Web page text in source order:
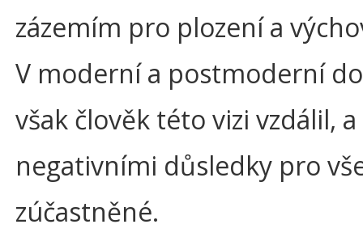
zázemím pro plození a
V moderní a postmoderní
však člověk této vizi vzdálil,
negativními důsledky pro
zúčastněné.